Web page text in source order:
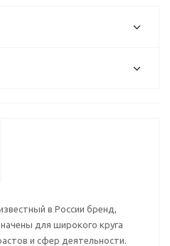
в России бренд,
для широкого круга
и сфер деятельности.